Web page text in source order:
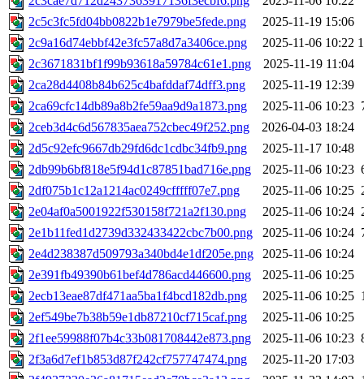
2c5c3fc5fd04bb0822b1e7979be5fede.png
2025-11-19 15:06
2c9a16d74ebbf42e3fc57a8d7a3406ce.png
2025-11-06 10:22
2c3671831bf1f99b93618a59784c61e1.png
2025-11-19 11:04
2ca28d4408b84b625c4bafddaf74dff3.png
2025-11-19 12:39
2ca69cfc14db89a8b2fe59aa9d9a1873.png
2025-11-06 10:23
2ceb3d4c6d567835aea752cbec49f252.png
2026-04-03 18:24
2d5c92efc9667db29fd6dc1cdbc34fb9.png
2025-11-17 10:48
2db99b6bf818e5f94d1c87851bad716e.png
2025-11-06 10:23
2df075b1c12a1214ac0249cfffff07e7.png
2025-11-06 10:25
2e04af0a5001922f530158f721a2f130.png
2025-11-06 10:24
2e1b11fed1d2739d332433422cbc7b00.png
2025-11-06 10:24
2e4d238387d509793a340bd4e1df205e.png
2025-11-06 10:24
2e391fb49390b61bef4d786acd446600.png
2025-11-06 10:25
2ecb13eae87df471aa5ba1f4bcd182db.png
2025-11-06 10:25
2ef549be7b38b59e1db87210cf715caf.png
2025-11-06 10:25
2f1ee59988f07b4c33b081708442e873.png
2025-11-06 10:23
2f3a6d7ef1b853d87f242cf757747474.png
2025-11-20 17:03